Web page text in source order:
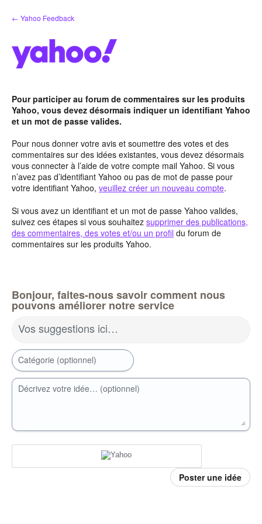
Aller
au
← Yahoo Feedback
Pour participer au forum de commentaires sur les produits
Yahoo, vous devez désormais indiquer un identifiant Yahoo
et un mot de passe valides.
Pour nous donner votre avis et soumettre des votes et des
commentaires sur des idées existantes, vous devez désormais
vous connecter à l’aide de votre compte mail Yahoo. Si vous
n’avez pas d’identifiant Yahoo ou pas de mot de passe pour
votre identifiant Yahoo, veuillez créer un nouveau compte.
Si vous avez un identifiant et un mot de passe Yahoo valides,
suivez ces étapes si vous souhaitez supprimer des publications,
des commentaires, des votes et/ou un profil du forum de
commentaires sur les produits Yahoo.
Bonjour, faites-nous savoir comment nous
pouvons améliorer notre service
Vos suggestions ici…
Catégorie (optionnel)
Décrivez votre idée… (optionnel)
Poster une idée